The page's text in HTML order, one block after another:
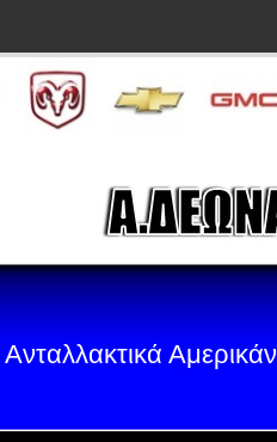
Ανταλλακτικά